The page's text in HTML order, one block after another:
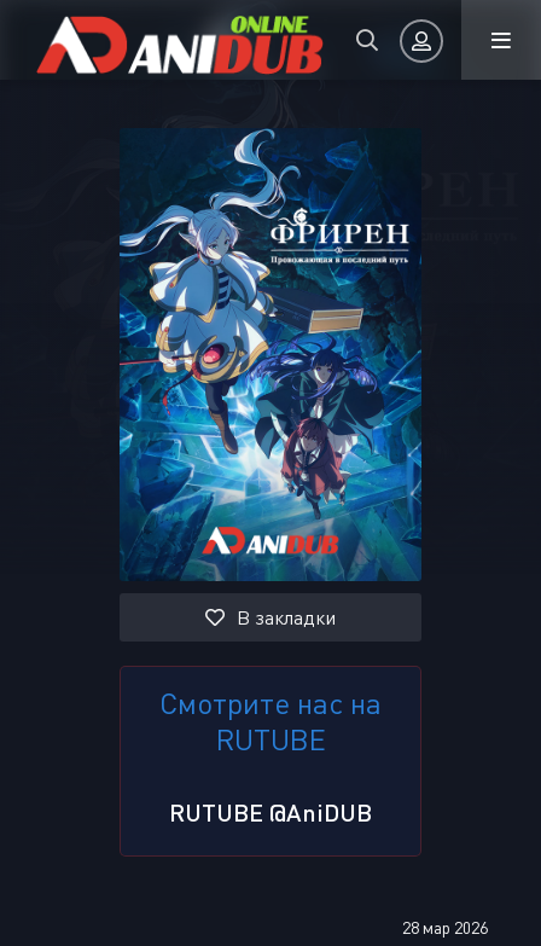
Запомнить
ВОЙТИ НА САЙТ
Регистрация Восстановить пароль
Или войти через
В закладки
Смотрите нас на
RUTUBE
RUTUBE @AniDUB
28 мар 2026